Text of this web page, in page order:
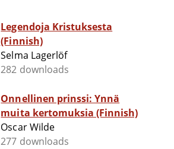
Legendoja Kristuksesta
(Finnish)
Selma Lagerlöf
282 downloads
Onnellinen prinssi: Ynnä
muita kertomuksia (Finnish)
Oscar Wilde
277 downloads